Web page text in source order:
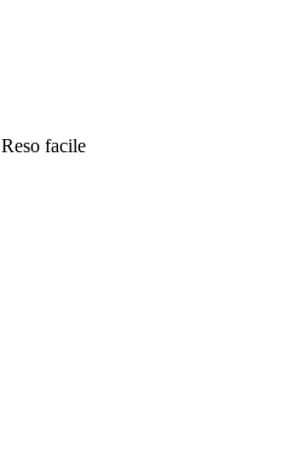
Reso facile